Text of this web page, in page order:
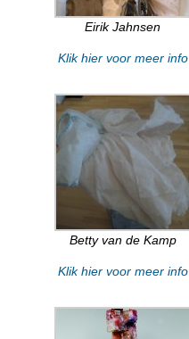
Eirik Jahnsen
Klik hier voor meer info
Betty van de Kamp
Klik hier voor meer info